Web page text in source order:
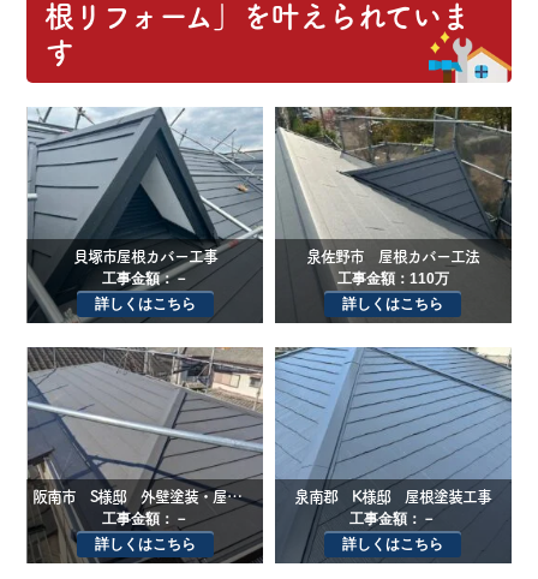
根リフォーム」を叶えられていま
す
貝塚市屋根カバー工事
工事金額：－
詳しくはこちら
泉佐野市 屋根カバー工法
工事金額：110万
詳しくはこちら
阪南市 S様邸 外壁塗装・屋根カバー工法工事
工事金額：－
詳しくはこちら
泉南郡 K様邸 屋根塗装工事
工事金額：－
詳しくはこちら